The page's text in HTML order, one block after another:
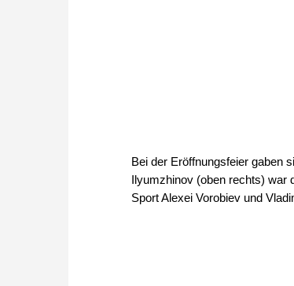
Bei der Eröffnungsfeier gaben
Ilyumzhinov (oben rechts) war
Sport Alexei Vorobiev und